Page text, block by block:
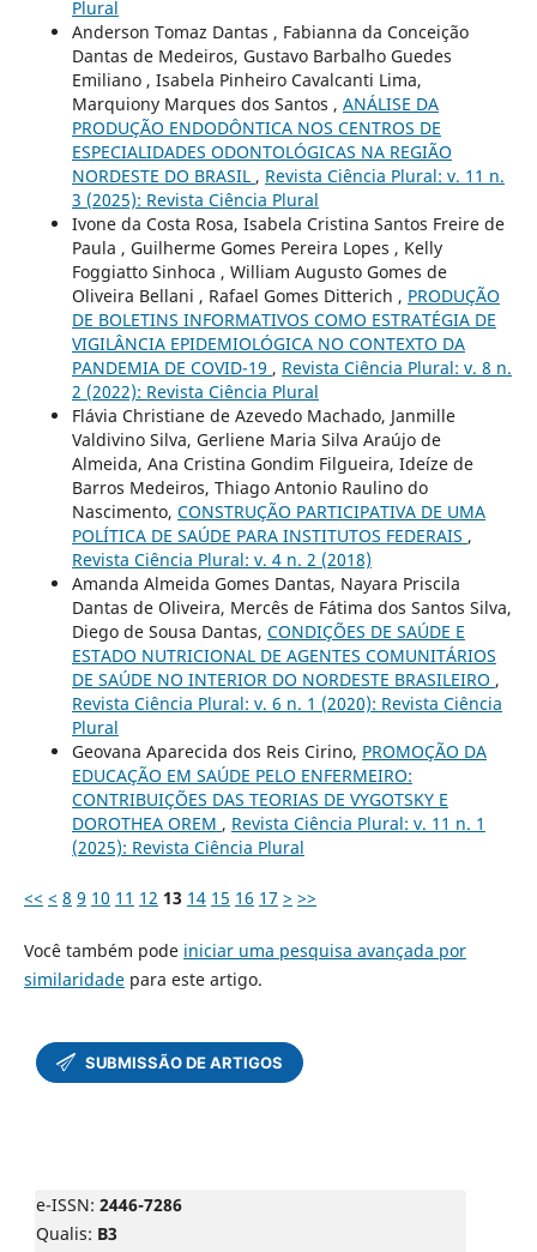
Plural
Anderson Tomaz Dantas , Fabianna da Conceição
Dantas de Medeiros, Gustavo Barbalho Guedes
Emiliano , Isabela Pinheiro Cavalcanti Lima,
Marquiony Marques dos Santos , ANÁLISE DA
PRODUÇÃO ENDODÔNTICA NOS CENTROS DE
ESPECIALIDADES ODONTOLÓGICAS NA REGIÃO
NORDESTE DO BRASIL , Revista Ciência Plural: v. 11 n.
3 (2025): Revista Ciência Plural
Ivone da Costa Rosa, Isabela Cristina Santos Freire de
Paula , Guilherme Gomes Pereira Lopes , Kelly
Foggiatto Sinhoca , William Augusto Gomes de
Oliveira Bellani , Rafael Gomes Ditterich , PRODUÇÃO
DE BOLETINS INFORMATIVOS COMO ESTRATÉGIA DE
VIGILÂNCIA EPIDEMIOLÓGICA NO CONTEXTO DA
PANDEMIA DE COVID-19 , Revista Ciência Plural: v. 8 n.
2 (2022): Revista Ciência Plural
Flávia Christiane de Azevedo Machado, Janmille
Valdivino Silva, Gerliene Maria Silva Araújo de
Almeida, Ana Cristina Gondim Filgueira, Ideíze de
Barros Medeiros, Thiago Antonio Raulino do
Nascimento, CONSTRUÇÃO PARTICIPATIVA DE UMA
POLÍTICA DE SAÚDE PARA INSTITUTOS FEDERAIS ,
Revista Ciência Plural: v. 4 n. 2 (2018)
Amanda Almeida Gomes Dantas, Nayara Priscila
Dantas de Oliveira, Mercês de Fátima dos Santos Silva,
Diego de Sousa Dantas, CONDIÇÕES DE SAÚDE E
ESTADO NUTRICIONAL DE AGENTES COMUNITÁRIOS
DE SAÚDE NO INTERIOR DO NORDESTE BRASILEIRO ,
Revista Ciência Plural: v. 6 n. 1 (2020): Revista Ciência
Plural
Geovana Aparecida dos Reis Cirino, PROMOÇÃO DA
EDUCAÇÃO EM SAÚDE PELO ENFERMEIRO:
CONTRIBUIÇÕES DAS TEORIAS DE VYGOTSKY E
DOROTHEA OREM , Revista Ciência Plural: v. 11 n. 1
(2025): Revista Ciência Plural
<< < 8 9 10 11 12 13 14 15 16 17 > >>
Você também pode iniciar uma pesquisa avançada por
similaridadepara este artigo.
e-ISSN: 2446-7286
Qualis: B3